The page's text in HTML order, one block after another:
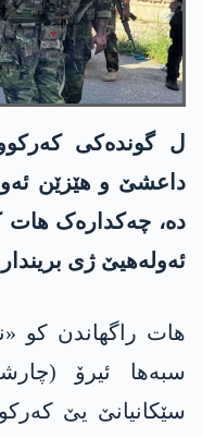
ل گوندەکی
داعشێ و هێزێن
دە، چەکدارەک هات
ئەولەهیێ ژی
سێکانیانێ یێ